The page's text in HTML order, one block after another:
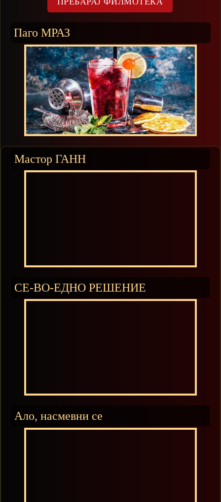
Паго МРАЗ
Мастор ГАНН
СЕ-ВО-ЕДНО РЕШЕНИЕ
Ало, насмевни се